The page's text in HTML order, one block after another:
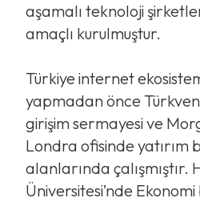
aşamalı teknoloji
amaçlı kurulmuştur.
Türkiye internet
yapmadan önce
girişim sermayesi ve
Londra ofisinde yatırım
alanlarında çalışmıştır.
Üniversitesi’nde